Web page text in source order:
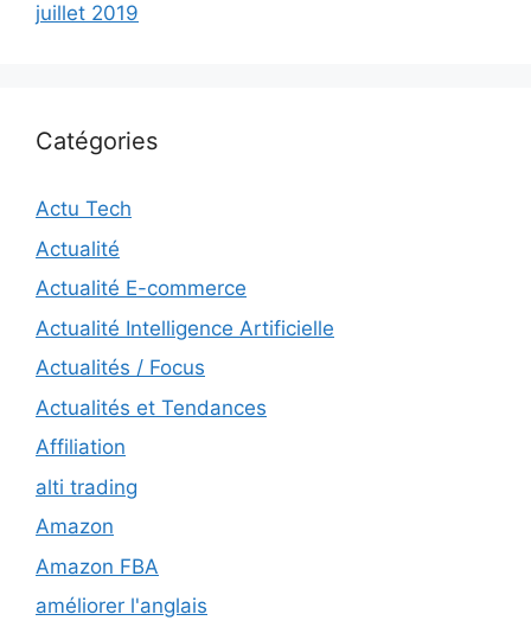
juillet 2019
Catégories
Actu Tech
Actualité
Actualité E-commerce
Actualité Intelligence Artificielle
Actualités / Focus
Actualités et Tendances
Affiliation
alti trading
Amazon
Amazon FBA
améliorer l'anglais